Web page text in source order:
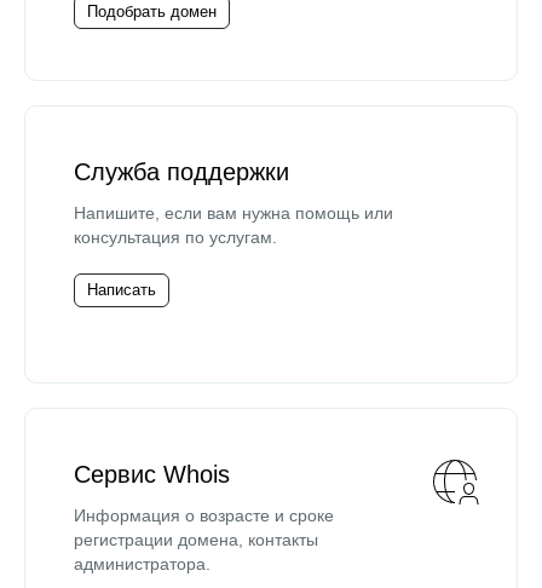
Подобрать домен
Служба поддержки
Напишите, если вам нужна помощь или
консультация по услугам.
Написать
Сервис Whois
Информация о возрасте и сроке
регистрации домена, контакты
администратора.